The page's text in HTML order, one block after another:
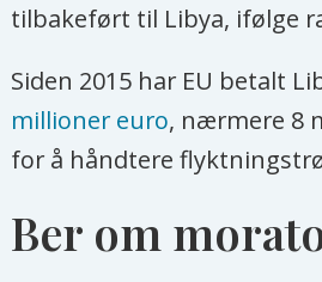
tilbakeført til Libya, ifølge
Siden 2015 har EU betalt
millioner euro, nærmere 8
for å håndtere
Ber om